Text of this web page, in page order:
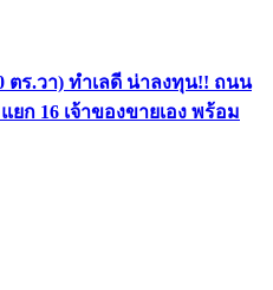
ตร.วา) ทำเลดี น่าลงทุน!! ถนน
ยก 16 เจ้าของขายเอง พร้อม